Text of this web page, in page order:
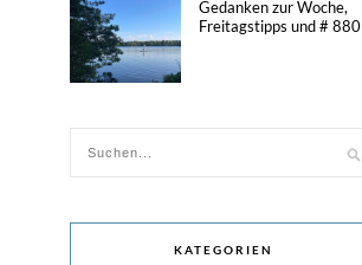
Gedanken zur Woche,
Freitagstipps und # 880
KATEGORIEN